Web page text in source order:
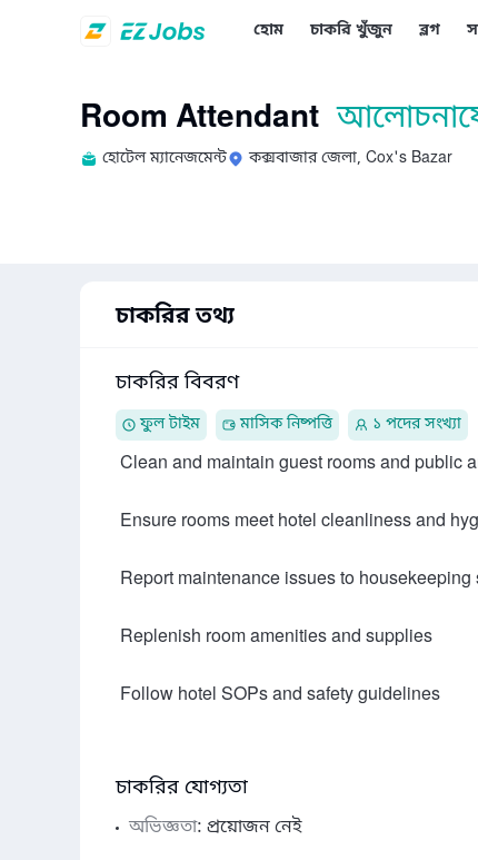
হোম চাকরি খুঁজুন ব্লগ
Room Attendant
হোটেল ম্যানেজমেন্ট কক্সবাজার জেলা, Cox's Bazar
চাকরির তথ্য
চাকরির বিবরণ
ফুল টাইম মাসিক নিষ্পত্তি ১ পদের সংখ্যা
চাকরির যোগ্যতা
অভিজ্ঞতা: প্রয়োজন নেই